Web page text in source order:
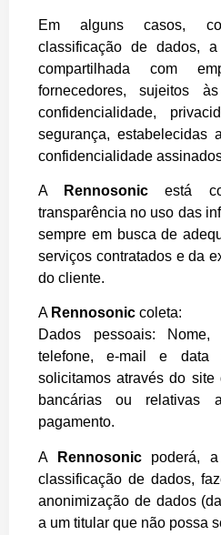
Em alguns casos,
classificação de dados,
compartilhada com
fornecedores, sujeitos
confidencialidade,
segurança, estabelecidas
confidencialidade
A Rennosonic está
transparência no uso das
sempre em busca de
serviços contratados e da
do cliente.
A Rennosonic coleta:
Dados pessoais: Nome,
telefone, e-mail e data
solicitamos através do site
bancárias ou relativas
pagamento.
A Rennosonic poderá,
classificação de dados,
anonimização de dados
a um titular que não possa